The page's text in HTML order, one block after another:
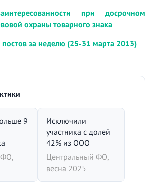
при досрочном
охраны товарного знака
за неделю (25-31 марта 2013)
9
ФО,
Исключили
участника с долей
42% из ООО
Центральный ФО,
весна 2025